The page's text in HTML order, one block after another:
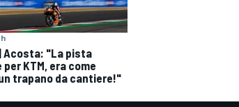
h
Acosta: "La pista
KTM, era come
trapano da cantiere!"